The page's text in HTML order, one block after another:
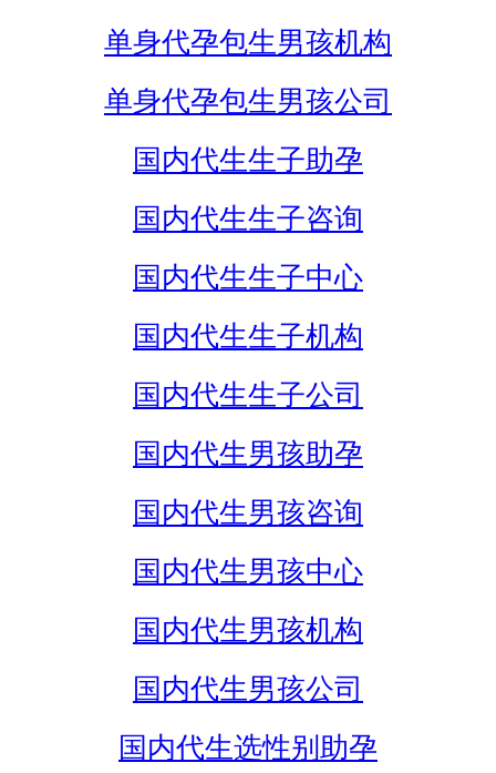
单身代孕包生男孩机构
单身代孕包生男孩公司
国内代生生子助孕
国内代生生子咨询
国内代生生子中心
国内代生生子机构
国内代生生子公司
国内代生男孩助孕
国内代生男孩咨询
国内代生男孩中心
国内代生男孩机构
国内代生男孩公司
国内代生选性别助孕